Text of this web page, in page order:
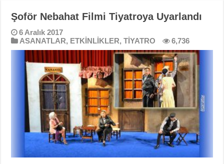
Şoför Nebahat Filmi Tiyatroya Uyarlandı
6 Aralık 2017
ASANATLAR, ETKİNLİKLER,TİYATRO 6,736